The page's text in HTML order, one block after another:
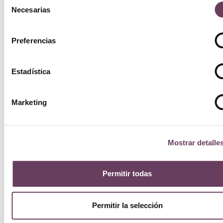
Necesarias
Preferencias
Estadística
Marketing
Mostrar
Permitir todas
Permitir la selección
Beach